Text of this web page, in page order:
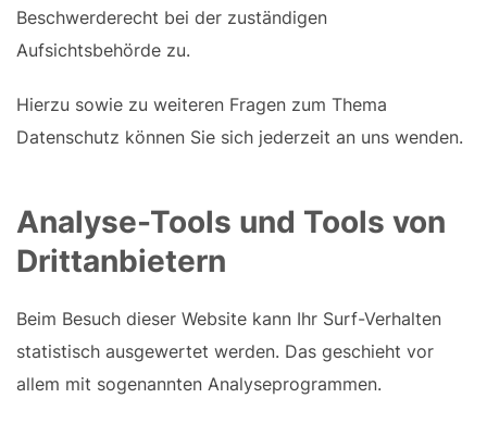
Beschwerderecht bei der zuständigen
Aufsichtsbehörde zu.
Hierzu sowie zu weiteren Fragen zum Thema
Datenschutz können Sie sich jederzeit an uns wenden.
Analyse-Tools und Tools von
Dritt­anbietern
Beim Besuch dieser Website kann Ihr Surf-Verhalten
statistisch ausgewertet werden. Das geschieht vor
allem mit sogenannten Analyseprogrammen.